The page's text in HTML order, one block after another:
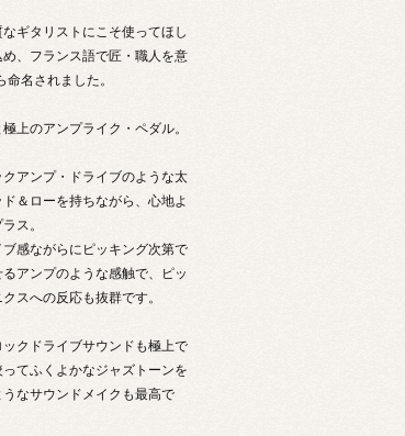
ギタリストにこそ使ってほし
、フランス語で匠・職人を意
名されました。
上のアンプライク・ペダル。
アンプ・ドライブのような太
＆ローを持ちながら、心地よ
ス。
感ながらにピッキング次第で
アンプのような感触で、ピッ
スへの反応も抜群です。
クドライブサウンドも極上で
てふくよかなジャズトーンを
なサウンドメイクも最高で